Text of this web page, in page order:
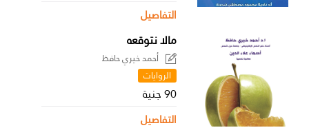
التفاصيل
مالا نتوقعه
أحمد خيري حافظ
الروايات
90 جنية
التفاصيل